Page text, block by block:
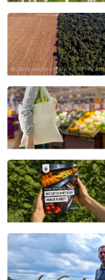
Jacqueline Lisboa / WWF-Brazil